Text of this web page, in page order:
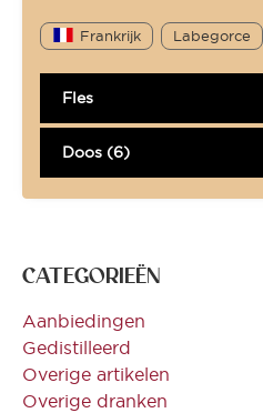
CATEGORIEËN
Aanbiedingen
Gedistilleerd
Overige artikelen
Overige dranken
Frankrijk Labegorce
Fles
Doos (6)